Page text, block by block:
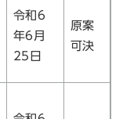
令和6
年6月
25日
原案
可決